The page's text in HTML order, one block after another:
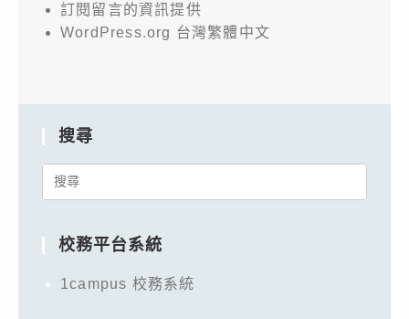
訂閱留言的資訊提供
WordPress.org 台灣繁體中文
搜尋
Search
校務平台系統
1campus 校務系統